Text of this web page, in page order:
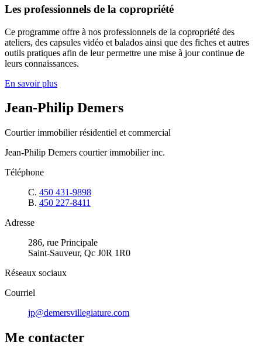
Les professionnels de la copropriété
Ce programme offre à nos professionnels de la copropriété des
ateliers, des capsules vidéo et balados ainsi que des fiches et autres
outils pratiques afin de leur permettre une mise à jour continue de
leurs connaissances.
En savoir plus
Jean-Philip Demers
Courtier immobilier résidentiel et commercial
Jean-Philip Demers courtier immobilier inc.
Téléphone
C. 450 431-9898
B. 450 227-8411
Adresse
286, rue Principale
Saint-Sauveur, Qc J0R 1R0
Réseaux sociaux
Courriel
jp@demersvillegiature.com
Me contacter